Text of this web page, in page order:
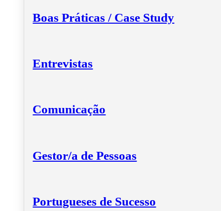
Boas Práticas / Case Study
Entrevistas
Comunicação
Gestor/a de Pessoas
Portugueses de Sucesso